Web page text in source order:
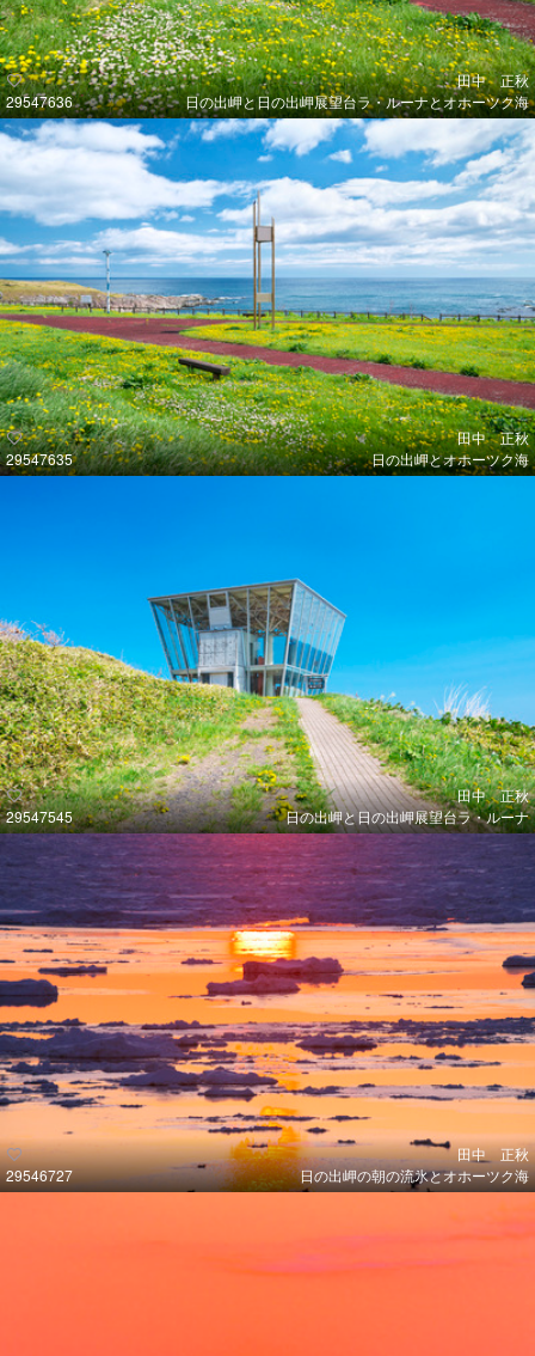
29547636
田中 正秋
日の出岬と日の出岬展望台ラ・ルーナとオホーツク海
29547635
田中 正秋
日の出岬とオホーツク海
29547545
田中 正秋
日の出岬と日の出岬展望台ラ・ルーナ
29546727
田中 正秋
日の出岬の朝の流氷とオホーツク海